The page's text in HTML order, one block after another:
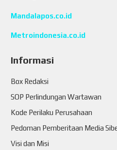
Mandalapos.co.id
Metroindonesia.co.id
Informasi
Box Redaksi
SOP Perlindungan Wartawan
Kode Perilaku Perusahaan
Pedoman Pemberitaan Media
Visi dan Misi